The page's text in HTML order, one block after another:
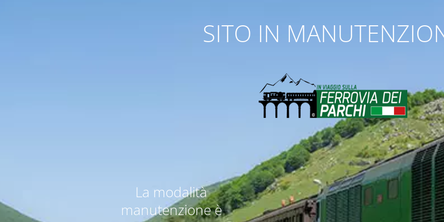
SITO IN
La modalità
manutenzione è